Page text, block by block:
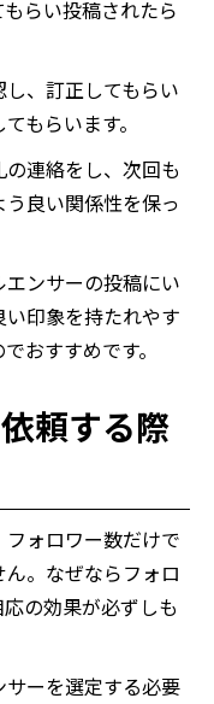
らい投稿されたら
、訂正してもらい
もらいます。
連絡をし、次回も
良い関係性を保っ
ンサーの投稿にい
印象を持たれやす
おすすめです。
頼する際
ォロワー数だけで
。なぜならフォロ
の効果が必ずしも
ーを選定する必要